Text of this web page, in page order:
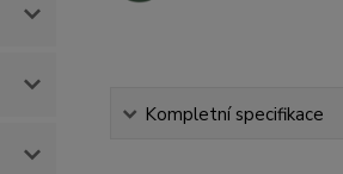
Kompletní specifikace